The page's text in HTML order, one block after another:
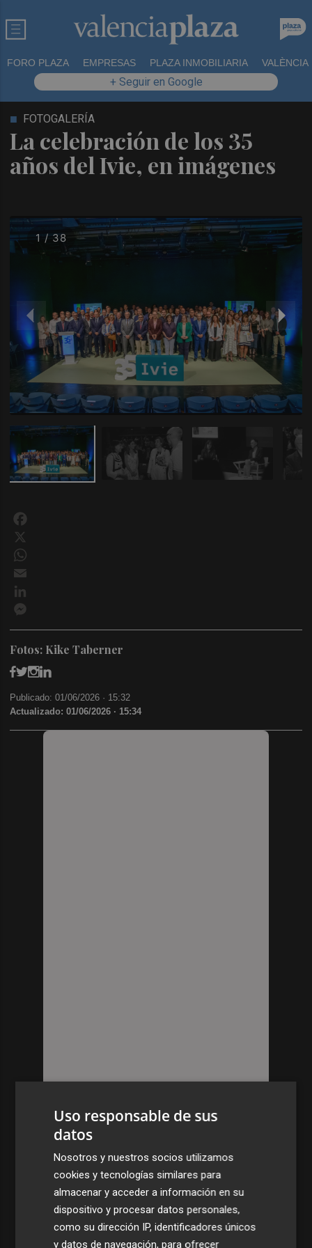
FORO PLAZA EMPRESAS PLAZA INMOBILIARIA VALÈNCIA
+ Seguir en Google
La celebración de los 35
años del Ivie, en imágenes
FOTOGALERÍA
1 / 38
Fotos: Kike Taberner
Publicado: 01/06/2026 · 15:32
Actualizado: 01/06/2026 · 15:34
Uso responsable de sus
datos
Nosotros y nuestros socios utilizamos
cookies y tecnologías similares para
almacenar y acceder a información en su
dispositivo y procesar datos personales,
como su dirección IP, identificadores únicos
y datos de navegación, para ofrecer